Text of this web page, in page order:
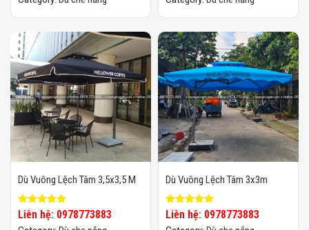
​​​​​​​Dù Vuông Lệch Tâm 3,5x3,5 M
Liên hệ: 0978773883
Dù Vuông Lệch Tâm 3x3m
Liên hệ: 0978773883